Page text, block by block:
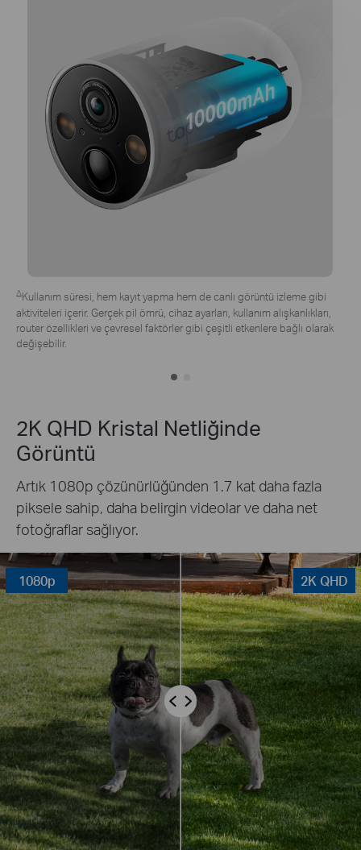
*Tapo güneş paneli ayrı olarak satın alınmalıdır. Yerleşim açısı, hava
koşulları ve kamera kullanımı gibi faktörlere bağlı olarak deneyimde
farklılıklar olabilir.
2K QHD Kristal Netliğinde
Görüntü
Artık 1080p çözünürlüğünden 1.7 kat daha fazla
piksele sahip, daha belirgin videolar ve daha net
fotoğraflar sağlıyor.
1080p 2K QHD